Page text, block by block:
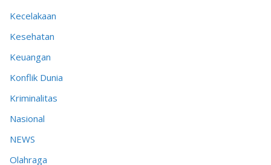
Kecelakaan
Kesehatan
Keuangan
Konflik Dunia
Kriminalitas
Nasional
NEWS
Olahraga